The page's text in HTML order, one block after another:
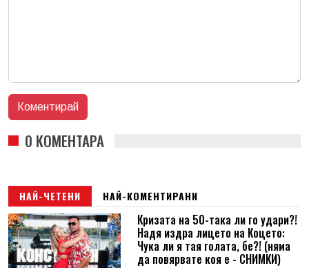
0 КОМЕНТАРА
НАЙ-ЧЕТЕНИ НАЙ-КОМЕНТИРАНИ
Кризата на 50-така ли го удари?!
Надя издра лицето на Коцето:
Чука ли я тая голата, бе?! (няма
да повярвате коя е - СНИМКИ)